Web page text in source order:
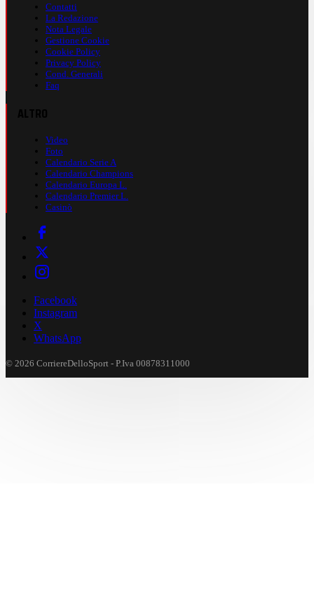
Contatti
La Redazione
Nota Legale
Gestione Cookie
Cookie Policy
Privacy Policy
Cond. Generali
Faq
Video
Foto
Calendario Serie A
Calendario Champions
Calendario Europa L.
Calendario Premier L.
Casinò
Facebook
Instagram
X
WhatsApp
© 2026 CorriereDelloSport - P.Iva 00878311000